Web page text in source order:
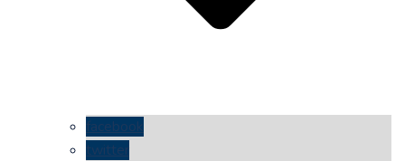
facebook
twitter